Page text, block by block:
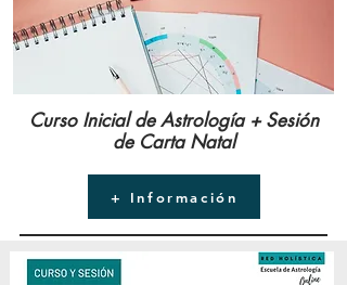
Curso Inicial de Astrología + Sesión
de Carta Natal
+ Información